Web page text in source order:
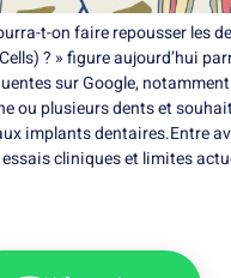
t-on faire repousser les
? » figure aujourd’hui
sur Google,
ou plusieurs dents et
implants dentaires.Entre
cliniques et limites